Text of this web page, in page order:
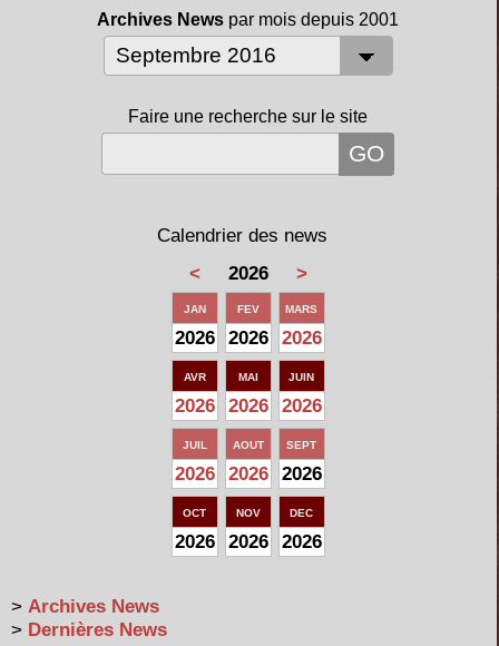
Archives News par mois depuis 2001
Faire une recherche sur le site
Calendrier des news
<
2026 >
JAN
2026
FEV
2026
MARS
2026
AVR
2026
MAI
2026
JUIN
2026
JUIL
2026
AOUT
2026
SEPT
2026
OCT
2026
NOV
2026
DEC
2026
> Archives News
> Dernières News